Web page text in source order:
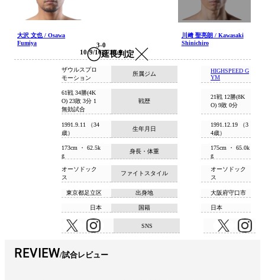
大沢 文也 / Osawa
Fumiya
延長判定
3-0
10:9/10:9/10:9
川﨑 聖亮朗 / Kawasaki
Shinichiro
所属ジム
ザウルスプロ
モーション
HIGHSPEED G
YM
戦歴
61戦 34勝(4K
O) 23敗 3分 1
無効試合
21戦 12勝(8K
O) 9敗 0分
生年月日
1991.9.11 （34
歳）
1991.12.19 （3
4歳）
身長・体重
173cm ・ 62.5k
g
175cm ・ 65.0k
g
ファイトスタイル
オーソドック
ス
オーソドック
ス
出身地
東京都足立区 大阪府守口市
国籍
日本 日本
SNS
REVIEW 試合レビュー